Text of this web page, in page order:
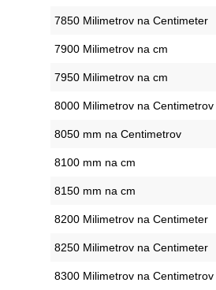
7850 Milimetrov na Centimeter
7900 Milimetrov na cm
7950 Milimetrov na cm
8000 Milimetrov na Centimetrov
8050 mm na Centimetrov
8100 mm na cm
8150 mm na cm
8200 Milimetrov na Centimeter
8250 Milimetrov na Centimeter
8300 Milimetrov na Centimetrov